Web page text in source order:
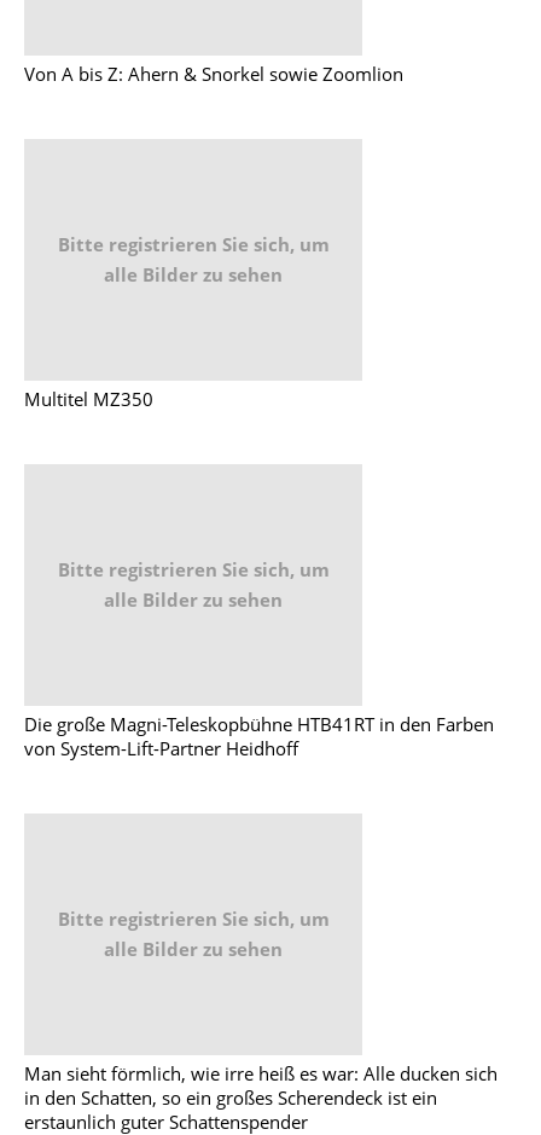
Von A bis Z: Ahern & Snorkel sowie Zoomlion
Bitte registrieren Sie sich, um
alle Bilder zu sehen
Multitel MZ350
Bitte registrieren Sie sich, um
alle Bilder zu sehen
Die große Magni-Teleskopbühne HTB41RT in den Farben
von System-Lift-Partner Heidhoff
Bitte registrieren Sie sich, um
alle Bilder zu sehen
Man sieht förmlich, wie irre heiß es war: Alle ducken sich
in den Schatten, so ein großes Scherendeck ist ein
erstaunlich guter Schattenspender